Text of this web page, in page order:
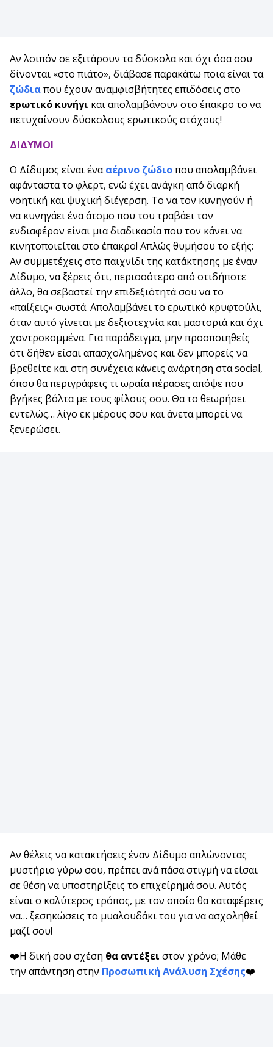
Αν λοιπόν σε εξιτάρουν τα δύσκολα και όχι όσα σου
δίνονται «στο πιάτο», διάβασε παρακάτω ποια είναι τα
ζώδιαπου έχουν αναμφισβήτητες επιδόσεις στο
ερωτικό κυνήγι και απολαμβάνουν στο έπακρο το να
πετυχαίνουν δύσκολους ερωτικούς στόχους!
ΔΙΔΥΜΟΙ
Ο Δίδυμος είναι ένααέρινο ζώδιοπου απολαμβάνει
αφάνταστα το φλερτ, ενώ έχει ανάγκη από διαρκή
νοητική και ψυχική διέγερση. Το να τον κυνηγούν ή
να κυνηγάει ένα άτομο που του τραβάει τον
ενδιαφέρον είναι μια διαδικασία που τον κάνει να
κινητοποιείται στο έπακρο! Απλώς θυμήσου το εξής:
Αν συμμετέχεις στο παιχνίδι της κατάκτησης με έναν
Δίδυμο, να ξέρεις ότι, περισσότερο από οτιδήποτε
άλλο, θα σεβαστεί την επιδεξιότητά σου να το
«παίξεις» σωστά. Απολαμβάνει το ερωτικό κρυφτούλι,
όταν αυτό γίνεται με δεξιοτεχνία και μαστοριά και όχι
χοντροκομμένα. Για παράδειγμα, μην προσποιηθείς
ότι δήθεν είσαι απασχολημένος και δεν μπορείς να
βρεθείτε και στη συνέχεια κάνεις ανάρτηση στα social,
όπου θα περιγράφεις τι ωραία πέρασες απόψε που
βγήκες βόλτα με τους φίλους σου. Θα το θεωρήσει
εντελώς… λίγο εκ μέρους σου και άνετα μπορεί να
ξενερώσει.
Αν θέλεις να κατακτήσεις έναν Δίδυμο απλώνοντας
μυστήριο γύρω σου, πρέπει ανά πάσα στιγμή να είσαι
σε θέση να υποστηρίξεις το επιχείρημά σου. Αυτός
είναι ο καλύτερος τρόπος, με τον οποίο θα καταφέρεις
να… ξεσηκώσεις το μυαλουδάκι του για να ασχοληθεί
μαζί σου!
❤️Η δική σου σχέση θα αντέξει στον χρόνο; Μάθε
την απάντηση στην Προσωπική Ανάλυση Σχέσης❤️